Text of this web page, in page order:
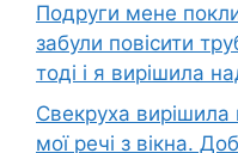
Подруги мене
забули повісити
тоді і я вирішила
Свекруха вирішила
мої речі з вікна.